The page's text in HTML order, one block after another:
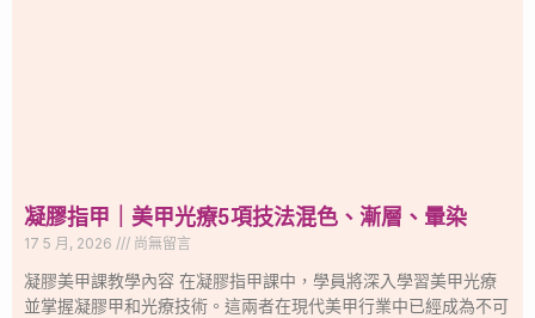
凝膠指甲｜美甲光療5項技法混色、漸層、暈染
17 5 月, 2026 尚無留言
凝膠美甲課教學內容 在凝膠指甲課中，學員將深入學習美甲光療
並掌握凝膠甲和光療技術。這兩者在現代美甲行業中已經成為不可